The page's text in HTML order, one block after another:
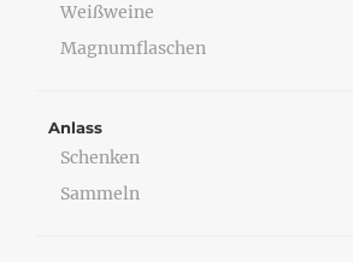
Weißweine
Magnumflaschen
Anlass
Schenken
Sammeln